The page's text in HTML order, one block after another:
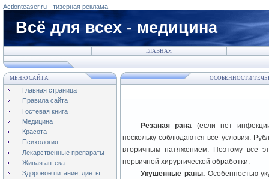
Actionteaser.ru - тизерная реклама
Всё для всех - медицина
ГЛАВНАЯ
МЕНЮ САЙТА
Главная страница
Правила сайта
Гостевая книга
Медицина
Красота
Психология
Лекарственные препараты
Живая аптека
Здоровое питание, диеты
ОСОБЕННОСТИ
Резаная рана (если нет
поскольку соблюдаются все условия.
вторичным натяжением. Поэтому все
первичной хирургической обработки.
Укушенные раны. Особенностью